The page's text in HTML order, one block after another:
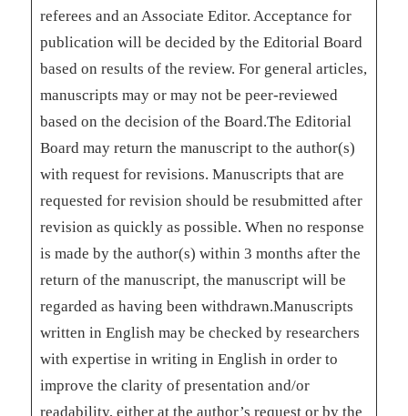
referees and an Associate Editor. Acceptance for
publication will be decided by the Editorial Board
based on results of the review. For general articles,
manuscripts may or may not be peer-reviewed
based on the decision of the Board.The Editorial
Board may return the manuscript to the author(s)
with request for revisions. Manuscripts that are
requested for revision should be resubmitted after
revision as quickly as possible. When no response
is made by the author(s) within 3 months after the
return of the manuscript, the manuscript will be
regarded as having been withdrawn.Manuscripts
written in English may be checked by researchers
with expertise in writing in English in order to
improve the clarity of presentation and/or
readability, either at the author’s request or by the